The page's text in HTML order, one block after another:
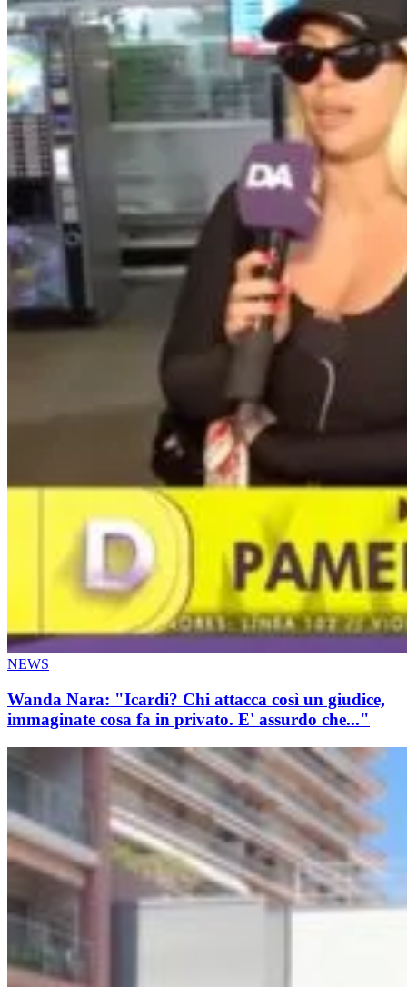
NEWS
Wanda Nara: "Icardi? Chi attacca così un giudice,
immaginate cosa fa in privato. E' assurdo che..."